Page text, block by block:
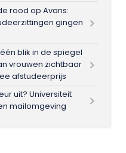
rood op Avans:
gingen
blik in de spiegel
vrouwen zichtbaar
afstudeerprijs
uit? Universiteit
mailomgeving